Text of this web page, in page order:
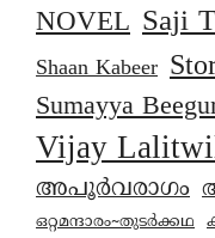
NOVEL Saji
Shaan Kabeer
Sumayya
Vijay
അപൂർവരാഗം
ഒറ്റമന്ദാരം~തുടർക്കഥ